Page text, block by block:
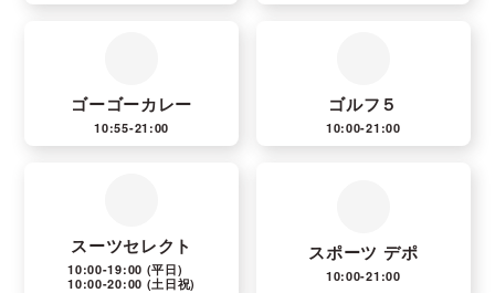
ゴーゴーカレー
10:55-21:00
ゴルフ５
10:00-21:00
スーツセレクト
10:00-19:00 (平日)
10:00-20:00 (土日祝)
スポーツ デポ
10:00-21:00